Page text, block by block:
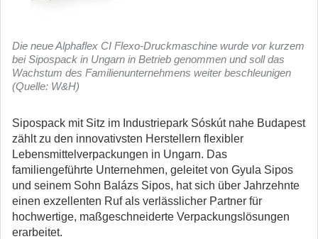
Die neue Alphaflex CI Flexo-Druckmaschine wurde vor kurzem
bei Sipospack in Ungarn in Betrieb genommen und soll das
Wachstum des Familienunternehmens weiter beschleunigen
(Quelle: W&H)
Sipospack mit Sitz im Industriepark Sóskút nahe Budapest
zählt zu den innovativsten Herstellern flexibler
Lebensmittelverpackungen in Ungarn. Das
familiengeführte Unternehmen, geleitet von Gyula Sipos
und seinem Sohn Balázs Sipos, hat sich über Jahrzehnte
einen exzellenten Ruf als verlässlicher Partner für
hochwertige, maßgeschneiderte Verpackungslösungen
erarbeitet.